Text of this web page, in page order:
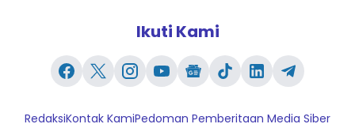
Ikuti Kami
RedaksiKontak KamiPedoman Pemberitaan Media Siber